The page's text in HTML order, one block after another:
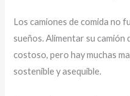
Los camiones de comida no
sueños. Alimentar su
costoso, pero hay muchas
sostenible y asequible.